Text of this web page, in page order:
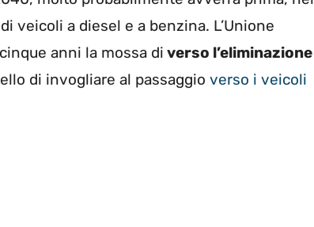
veicoli a diesel e a benzina. L’Unione
anni la mossa di verso l’eliminazione
di invogliare al passaggio verso i veicoli